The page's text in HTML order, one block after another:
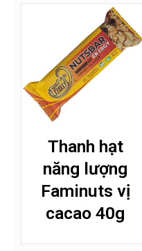
Thanh hạt
năng lượng
Faminuts vị
cacao 40g